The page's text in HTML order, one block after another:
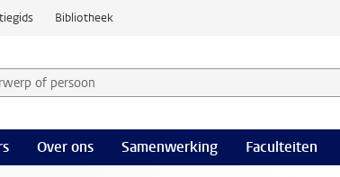
Bibliotheek
of persoon en selecteer categorie
Over ons Samenwerking Faculteiten